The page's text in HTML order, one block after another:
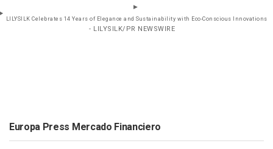
LILYSILK Celebrates 14 Years of Elegance and Sustainability with Eco-Conscious Innovations
- LILYSILK/PR NEWSWIRE
Europa Press Mercado Financiero